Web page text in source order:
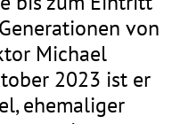
von
Michael
2023 ist er
ehemaliger